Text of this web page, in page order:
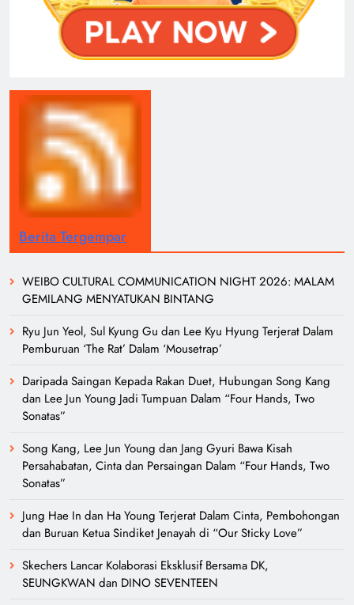
Berita Tergempar
WEIBO CULTURAL COMMUNICATION NIGHT 2026: MALAM
GEMILANG MENYATUKAN BINTANG
Ryu Jun Yeol, Sul Kyung Gu dan Lee Kyu Hyung Terjerat Dalam
Pemburuan ‘The Rat’ Dalam ‘Mousetrap’
Daripada Saingan Kepada Rakan Duet, Hubungan Song Kang
dan Lee Jun Young Jadi Tumpuan Dalam “Four Hands, Two
Sonatas”
Song Kang, Lee Jun Young dan Jang Gyuri Bawa Kisah
Persahabatan, Cinta dan Persaingan Dalam “Four Hands, Two
Sonatas”
Jung Hae In dan Ha Young Terjerat Dalam Cinta, Pembohongan
dan Buruan Ketua Sindiket Jenayah di “Our Sticky Love”
Skechers Lancar Kolaborasi Eksklusif Bersama DK,
SEUNGKWAN dan DINO SEVENTEEN